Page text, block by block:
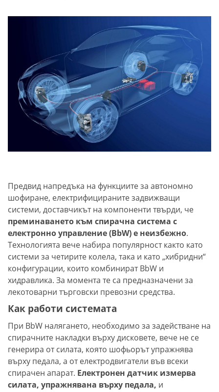
Предвид напредъка на функциите за автономно
шофиране, електрифицираните задвижващи
системи, доставчикът на компоненти твърди, че
преминаването към спирачна система с
електронно управление (BbW) е неизбежно.
Технологията вече набира популярност както като
системи за четирите колела, така и като „хибридни“
конфигурации, които комбинират BbW и
хидравлика. За момента те са предназначени за
лекотоварни търговски превозни средства.
Как работи системата
При BbW налягането, необходимо за задействане на
спирачните накладки върху дисковете, вече не се
генерира от силата, която шофьорът упражнява
върху педала, а от електродвигатели във всеки
спирачен апарат. Електронен датчик измерва
силата, упражнявана върху педала, и